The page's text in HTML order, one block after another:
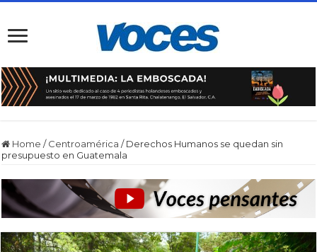
Home / Centroamérica / Derechos Humanos se quedan sin
presupuesto en Guatemala